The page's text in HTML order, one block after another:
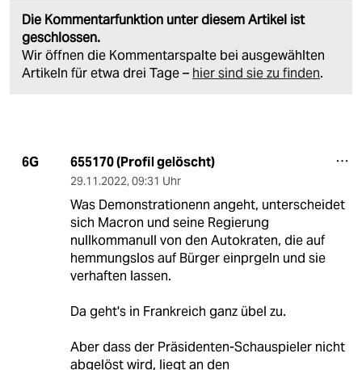
Die Kommentarfunktion unter diesem Artikel ist
geschlossen.
Wir öffnen die Kommentarspalte bei ausgewählten
Artikeln für etwa drei Tage – hier sind sie zu finden.
6G 655170 (Profil gelöscht)
29.11.2022, 09:31 Uhr
Was Demonstrationenn angeht, unterscheidet
sich Macron und seine Regierung
nullkommanull von den Autokraten, die auf
hemmungslos auf Bürger einprgeln und sie
verhaften lassen.
Da geht's in Frankreich ganz übel zu.
Aber dass der Präsidenten-Schauspieler nicht
abgelöst wird, liegt an den